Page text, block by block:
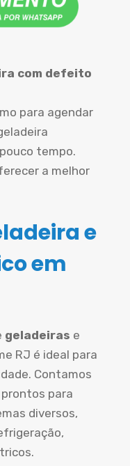
com defeito
para agendar
tempo.
a melhor
e
em
geladeiras e
RJ é ideal para
Contamos
para
diversos,